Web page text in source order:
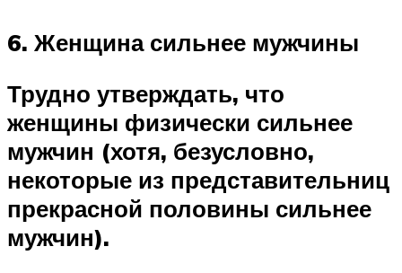
6. Женщина сильнее мужчины
Трудно утверждать, что
женщины физически сильнее
мужчин (хотя, безусловно,
некоторые из представительниц
прекрасной половины сильнее
мужчин).